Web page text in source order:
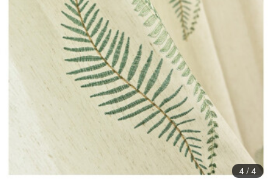
4/ 4